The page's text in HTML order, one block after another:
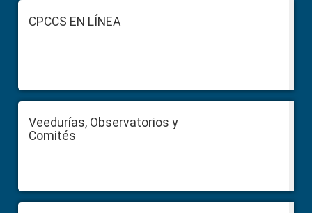
FooterCPCCS EN LÍNEA
Veedurías, Observatorios y
Comités